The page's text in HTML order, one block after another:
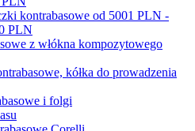
kontrabasowe od 5001 PLN -
PLN
z włókna kompozytowego
kółka do prowadzenia
i folgi